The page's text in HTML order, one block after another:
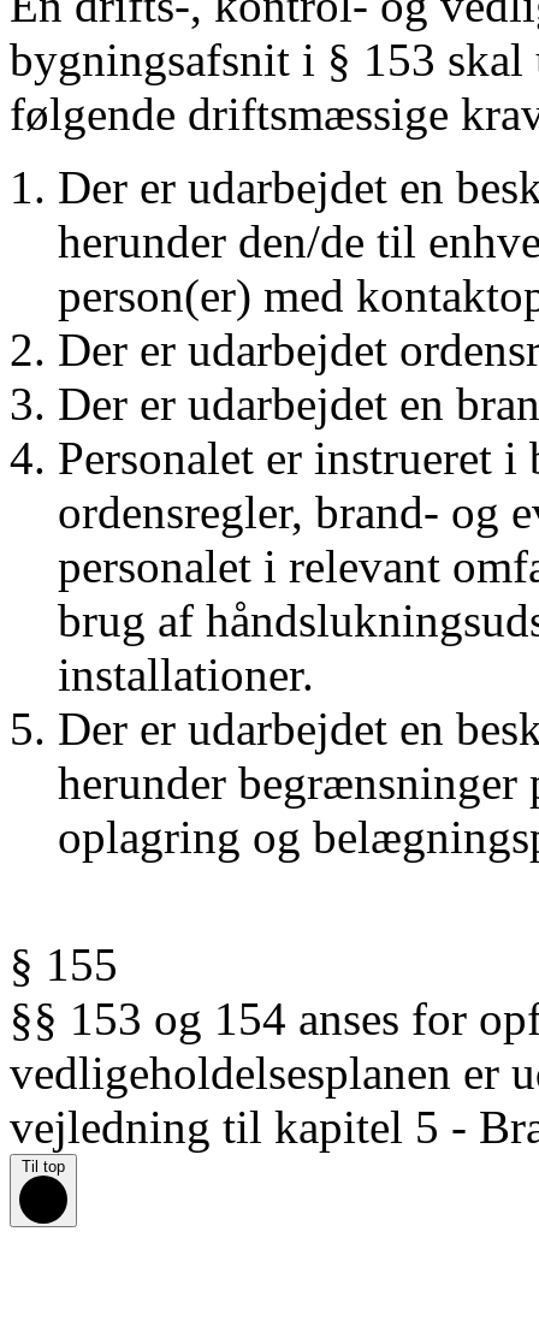
bygningsafsnit i § 153 skal
følgende driftsmæssige
Der er udarbejdet en
herunder den/de til
person(er) med
Der er udarbejdet
Der er udarbejdet en
Personalet er instrueret i
ordensregler, brand- og
personalet i relevant
brug af
installationer.
Der er udarbejdet en
herunder
oplagring og
§ 155
§§ 153 og 154 anses for
vedligeholdelsesplanen er
vejledning til kapitel 5 -
Til top